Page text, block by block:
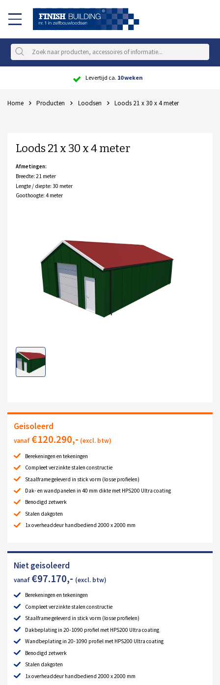
Scherpeprijs
Home Producten Loodsen Loods 21 x 30 x 4 meter
Loods 21 x 30 x 4 meter
Afmetingen:
Breedte: 21 meter
Lengte / diepte: 30 meter
Goothoogte: 4 meter
Geisoleerd
vanaf €120.290,- (excl. btw)
Berekeningen en tekeningen
Compleet verzinkte stalen constructie
Staalframe geleverd in stick vorm (losse profielen)
Dak- en wandpanelen in 40 mm dikte met HPS200 Ultra coating
Benodigd zetwerk
Stalen dakgoten
1x overheaddeur handbediend 2000 x 2000 mm
Niet geisoleerd
vanaf €97.170,- (excl. btw)
Berekeningen en tekeningen
Compleet verzinkte stalen constructie
Staalframe geleverd in stick vorm (losse profielen)
Dakbeplating in 20-1090 profiel met HPS200 Ultra coating
Wandbeplating in 20-1090 profiel met HPS200 Ultra coating
Benodigd zetwerk
Stalen dakgoten
1x overheaddeur handbediend 2000 x 2000 mm